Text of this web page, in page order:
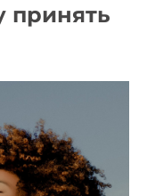
принять